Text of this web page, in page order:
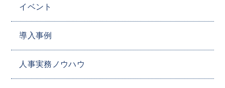
イベント
導入事例
人事実務ノウハウ